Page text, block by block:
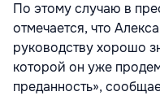
По этому случаю в
отмечается, что
руководству хорошо
которой он уже
преданность»,